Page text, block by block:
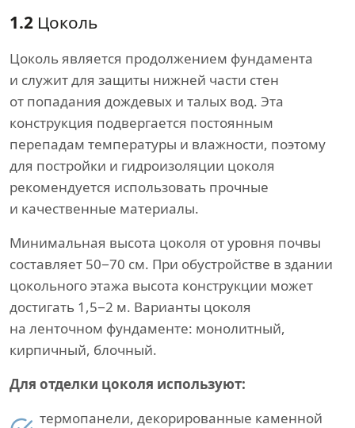
1.2 Цоколь
Цоколь является продолжением фундамента
и служит для защиты нижней части стен
от попадания дождевых и талых вод. Эта
конструкция подвергается постоянным
перепадам температуры и влажности, поэтому
для постройки и гидроизоляции цоколя
рекомендуется использовать прочные
и качественные материалы.
Минимальная высота цоколя от уровня почвы
составляет 50−70 см. При обустройстве в здании
цокольного этажа высота конструкции может
достигать 1,5−2 м. Варианты цоколя
на ленточном фундаменте: монолитный,
кирпичный, блочный.
Для отделки цоколя используют:
термопанели, декорированные каменной